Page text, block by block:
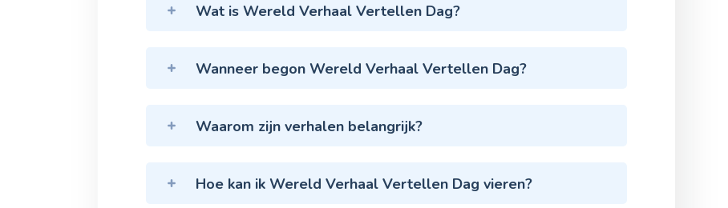
Wat is Wereld Verhaal Vertellen Dag?
Wanneer begon Wereld Verhaal Vertellen Dag?
Waarom zijn verhalen belangrijk?
Hoe kan ik Wereld Verhaal Vertellen Dag vieren?